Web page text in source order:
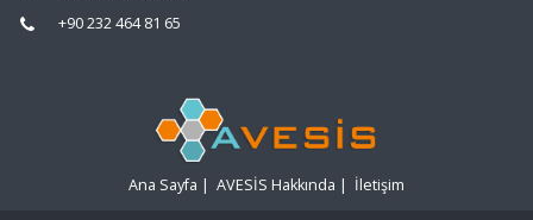
+90 232 464 81 65
Ana Sayfa | AVESİS Hakkında | İletişim